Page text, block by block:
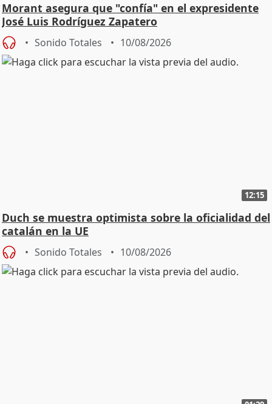
Morant asegura que "confía" en el expresidente
José Luis Rodríguez Zapatero
Sonido Totales 10/08/2026
12:15
Duch se muestra optimista sobre la oficialidad del
catalán en la UE
Sonido Totales 10/08/2026